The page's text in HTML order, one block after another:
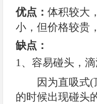
优点：体积较大
小，但价格较贵
缺点：
1、容易碰头，
因为直吸式(
的时候出现碰头